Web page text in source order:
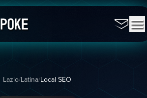
Lazio/Latina/Local SEO